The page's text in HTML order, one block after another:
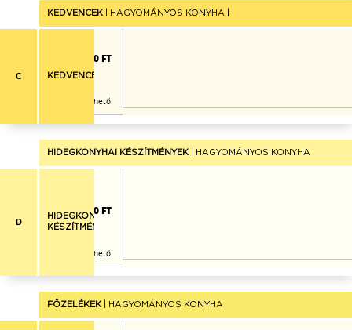
KEDVENCEK | HAGYOMÁNYOS KONYHA |
C KEDVENCEK
2.060 FT
Már nem rendelhető
HIDEGKONYHAI KÉSZÍTMÉNYEK | HAGYOMÁNYOS KONYHA
D
HIDEGKONYHAI
KÉSZÍTMÉNYEK
1.030 FT
Már nem rendelhető
FŐZELÉKEK | HAGYOMÁNYOS KONYHA